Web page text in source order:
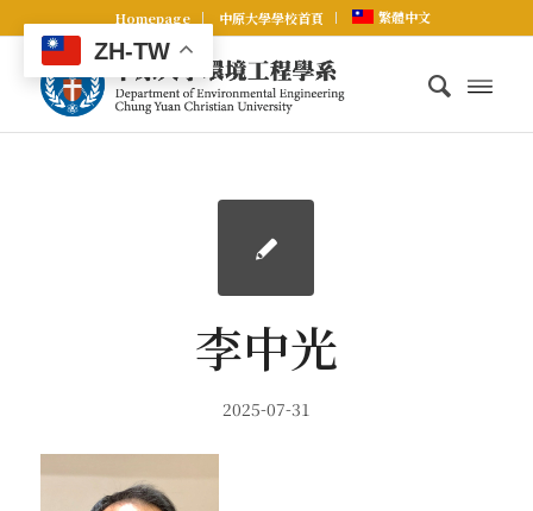
Homepage 中原大學學校首頁 繁體中文
李中光
2025-07-31
ZH-TW